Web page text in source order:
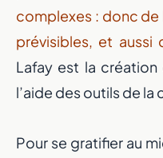
complexes : donc de
prévisibles, et aussi
Lafay est la création
l’aide des outils de la
Pour se gratifier au